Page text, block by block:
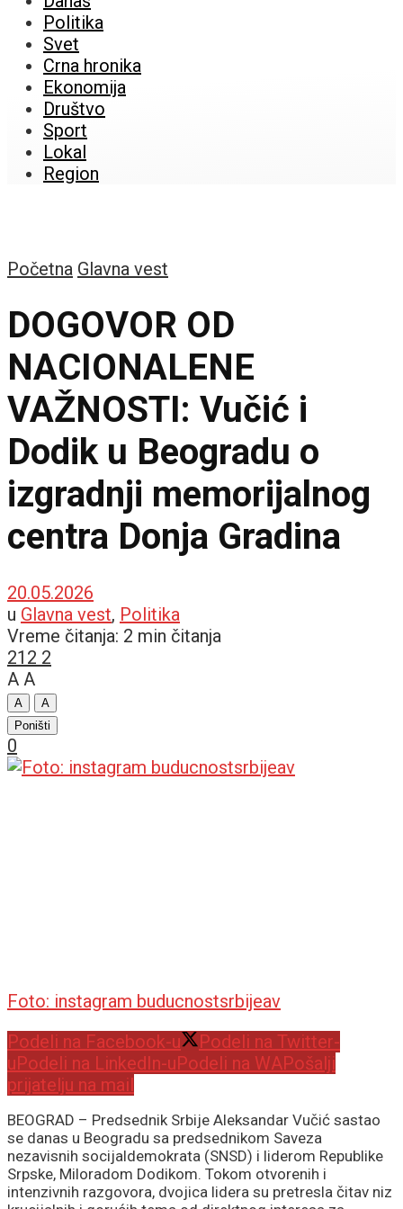
Politika
Svet
Crna hronika
Ekonomija
Društvo
Sport
Lokal
Region
Početna Glavna vest
DOGOVOR OD
NACIONALENE
VAŽNOSTI: Vučić i
Dodik u Beogradu o
izgradnji memorijalnog
centra Donja Gradina
20.05.2026
u Glavna vest, Politika
Vreme čitanja: 2 min čitanja
212 2
A A
A
A
Poništi
0
Foto: instagram buducnostsrbijeav
Podeli na Facebook-u
Podeli na Twitter-
uPodeli na LinkedIn-uPodeli na WAPošalji
prijatelju na mail
BEOGRAD – Predsednik Srbije Aleksandar Vučić sastao
se danas u Beogradu sa predsednikom Saveza
nezavisnih socijaldemokrata (SNSD) i liderom Republike
Srpske, Miloradom Dodikom. Tokom otvorenih i
intenzivnih razgovora, dvojica lidera su pretresla čitav niz